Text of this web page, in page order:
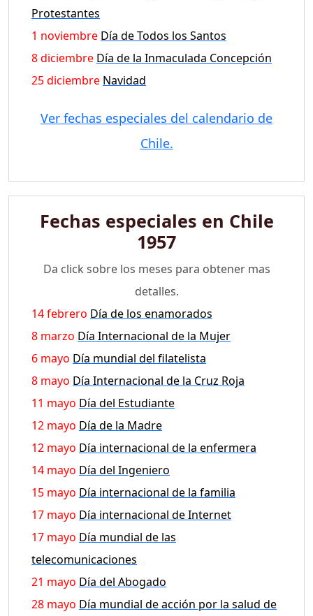
Protestantes
1 noviembre Día de Todos los Santos
8 diciembre Día de la Inmaculada Concepción
25 diciembre Navidad
Ver fechas especiales del calendario de
Chile.
Fechas especiales en Chile
1957
Da click sobre los meses para obtener mas
detalles.
14 febrero Día de los enamorados
8 marzo Día Internacional de la Mujer
6 mayo Día mundial del filatelista
8 mayo Día Internacional de la Cruz Roja
11 mayo Día del Estudiante
12 mayo Día de la Madre
12 mayo Día internacional de la enfermera
14 mayo Día del Ingeniero
15 mayo Día internacional de la familia
17 mayo Día internacional de Internet
17 mayo Día mundial de las
telecomunicaciones
21 mayo Día del Abogado
28 mayo Día mundial de acción por la salud de